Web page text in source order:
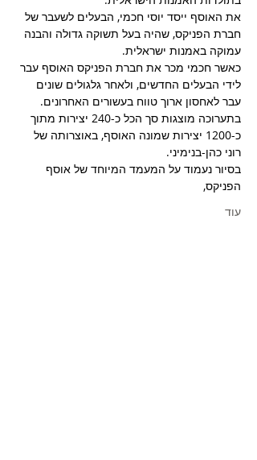
את האוסף ייסד יוסי חכמי, הבעלים לשעבר של
חברת הפניקס, שהיה בעל תשוקה גדולה והבנה
עמוקה באמנות ישראלית.
כאשר חכמי מכר את חברת הפניקס האוסף עבר
לידי הבעלים החדשים, ולאחר גלגולים שונים
עבר לאחסון ארוך טווח בעשורים האחרונים.
בתערוכה מוצגות סך הכל כ-240 יצירות מתוך
כ-1200 יצירות שמונה האוסף, באוצרותה של
רוני כהן-בנימיני.
בסיור נעמוד על המעמד המיוחד של אוסף
הפניקס,
עוד